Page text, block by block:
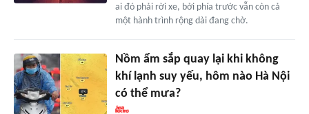
ai đó phải rời xe, bởi phía trước vẫn còn cả
một hành trình rộng dài đang chờ.
Nồm ẩm sắp quay lại khi không
khí lạnh suy yếu, hôm nào Hà Nội
có thể mưa?